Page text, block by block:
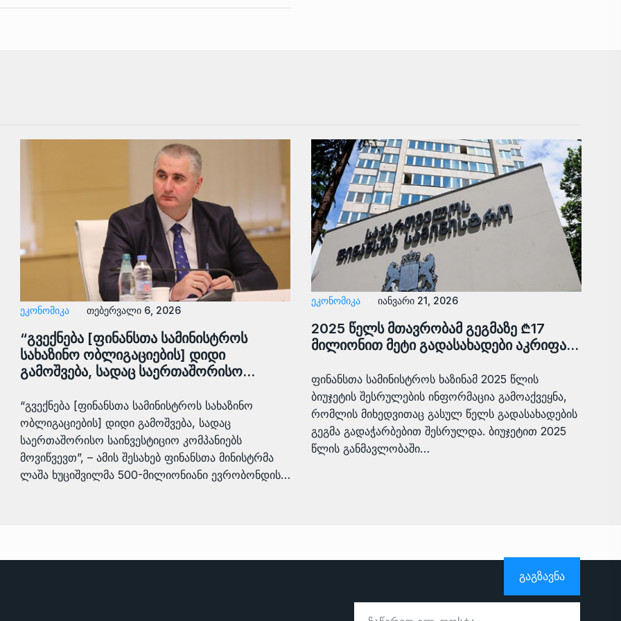
ᲔᲙᲝᲜᲝᲛᲘᲙᲐ თებერვალი 6, 2026
“გვექნება [ფინანსთა სამინისტროს
სახაზინო ობლიგაციების] დიდი
გამოშვება, სადაც საერთაშორისო…
“გვექნება [ფინანსთა სამინისტროს სახაზინო
ობლიგაციების] დიდი გამოშვება, სადაც
საერთაშორისო საინვესტიციო კომპანიებს
მოვიწვევთ”, – ამის შესახებ ფინანსთა მინისტრმა
ლაშა ხუციშვილმა 500-მილიონიანი ევრობონდის…
ᲔᲙᲝᲜᲝᲛᲘᲙᲐ იანვარი 21, 2026
2025 წელს მთავრობამ გეგმაზე ₾17
მილიონით მეტი გადასახადები აკრიფა…
ფინანსთა სამინისტროს ხაზინამ 2025 წლის
ბიუჯეტის შესრულების ინფორმაცია გამოაქვეყნა,
რომლის მიხედვითაც გასულ წელს გადასახადების
გეგმა გადაჭარბებით შესრულდა. ბიუჯეტით 2025
წლის განმავლობაში…
ᲒᲐᲒᲖᲐᲕᲜᲐ